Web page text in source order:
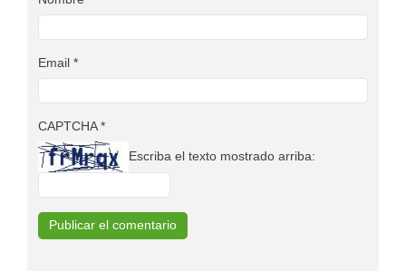
Email *
CAPTCHA*
Escriba el texto mostrado arriba: